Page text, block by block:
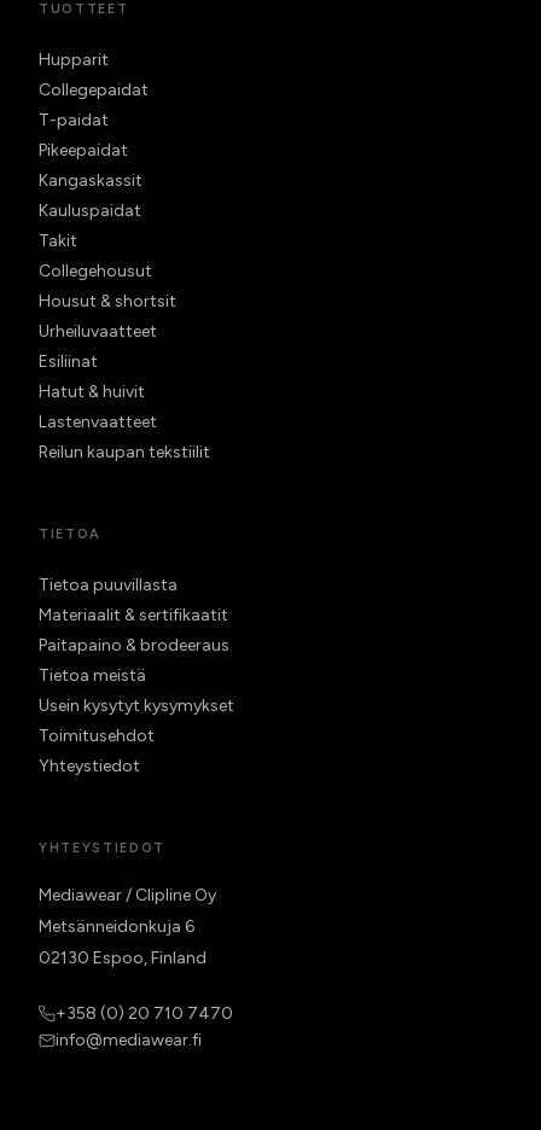
TUOTTEET
Hupparit
Collegepaidat
T-paidat
Pikeepaidat
Kangaskassit
Kauluspaidat
Takit
Collegehousut
Housut & shortsit
Urheiluvaatteet
Esiliinat
Hatut & huivit
Lastenvaatteet
Reilun kaupan tekstiilit
TIETOA
Tietoa puuvillasta
Materiaalit & sertifikaatit
Paitapaino & brodeeraus
Tietoa meistä
Usein kysytyt kysymykset
Toimitusehdot
Yhteystiedot
YHTEYSTIEDOT
Mediawear / Clipline Oy
Metsänneidonkuja 6
02130 Espoo, Finland
+358 (0) 20 710 7470
info@mediawear.fi